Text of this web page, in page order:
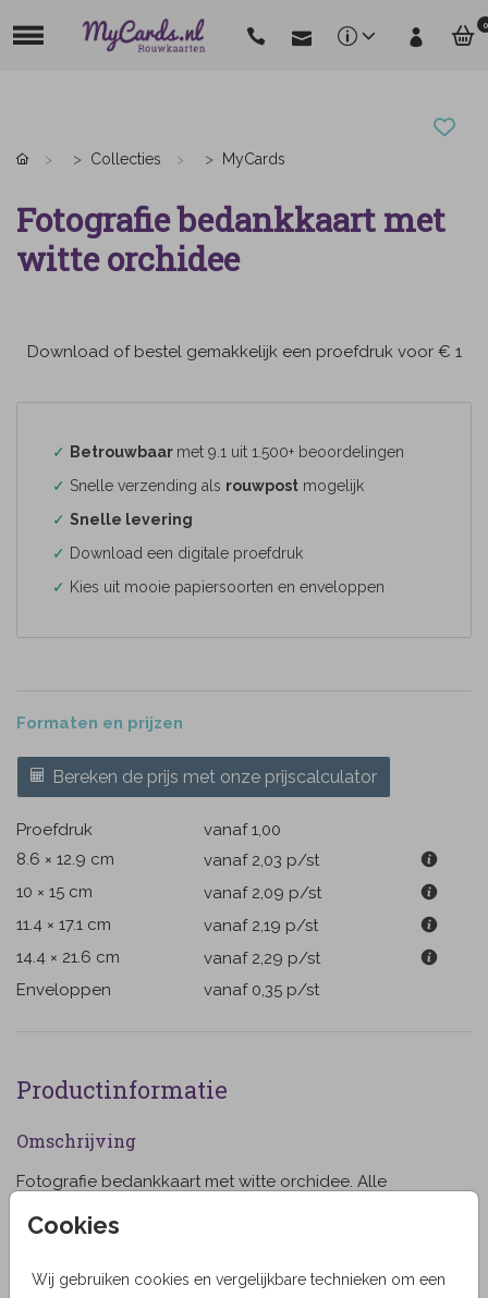
0
Cookies
Wij gebruiken cookies en vergelijkbare technieken om een
Collecties MyCards
Fotografie bedankkaart met
witte orchidee
Download of bestel gemakkelijk een proefdruk voor € 1
✓ Betrouwbaar met 9.1 uit 1.500+ beoordelingen
✓ Snelle verzending als rouwpost mogelijk
✓ Snelle levering
✓ Download een digitale proefdruk
✓ Kies uit mooie papiersoorten en enveloppen
Formaten en prijzen
Bereken de prijs met onze prijscalculator
Proefdruk
vanaf 1,00
8.6 × 12.9 cm
vanaf 2,03 p/st
10 × 15 cm
vanaf 2,09 p/st
11.4 × 17.1 cm
vanaf 2,19 p/st
14.4 × 21.6 cm
vanaf 2,29 p/st
Enveloppen
vanaf 0,35 p/st
Productinformatie
Omschrijving
Fotografie bedankkaart met witte orchidee. Alle
kaart helemaal naar je eigen smaak aanpassen. (175)
Designer